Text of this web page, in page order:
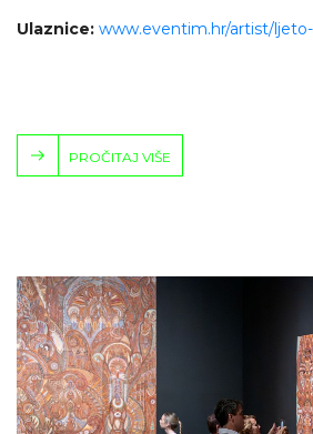
Ulaznice: www.eventim.hr/artist/
PROČITAJ VIŠE